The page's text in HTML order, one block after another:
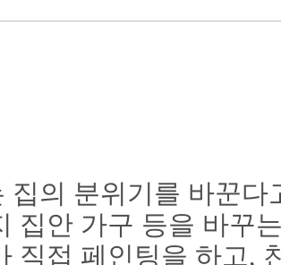
집의 분위기를 바꾼다
집안 가구 등을 바꾸
직접 페인팅을 하고,